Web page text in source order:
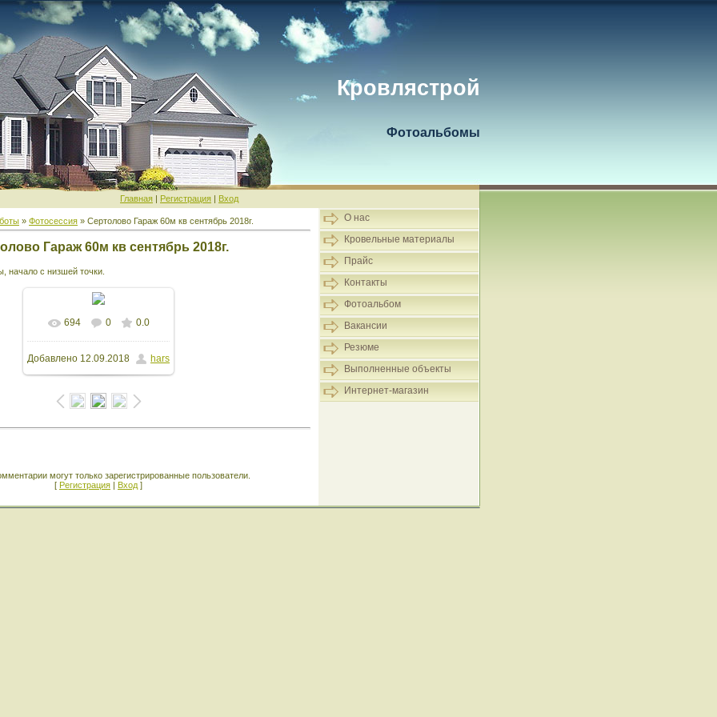
Кровлястрой
Фотоальбомы
Главная | Регистрация | Вход
» Фотосессия » Сертолово Гараж 60м кв сентябрь 2018г.
Гараж 60м кв сентябрь 2018г.
начало с низшей точки.
694 0 0.0
Добавлено 12.09.2018 hars
могут только зарегистрированные пользователи.
[ Регистрация | Вход ]
О нас
Кровельные материалы
Прайс
Контакты
Фотоальбом
Вакансии
Резюме
Выполненные объекты
Интернет-магазин